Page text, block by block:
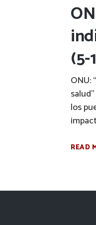
(5-
ONU:
los
READ